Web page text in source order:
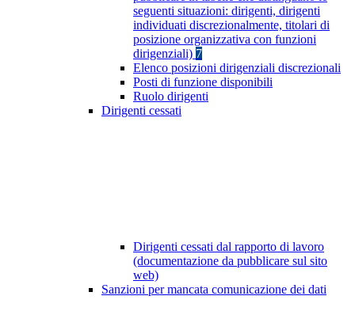
seguenti situazioni: dirigenti, dirigenti
individuati discrezionalmente, titolari di
posizione organizzativa con funzioni
dirigenziali) 7
Elenco posizioni dirigenziali discrezionali
Posti di funzione disponibili
Ruolo dirigenti
Dirigenti cessati
Dirigenti cessati dal rapporto di lavoro
(documentazione da pubblicare sul sito
web)
Sanzioni per mancata comunicazione dei dati